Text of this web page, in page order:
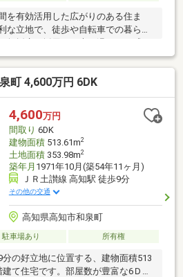
を有効活用した広がりのある住ま
な立地で、徒歩や自転車での暮らし
無垢床を採用し、木の温もりを感じ
井のリビングは開放感があり、採光
。子ども部屋にはロフトを設け、遊
太陽光発電５．６２ｋＷとエネファ
熱費を抑えながら環境にも配慮した
町 4,600万円 6DK
4,600万円
間取り 6DK
建物面積513.61m2
土地面積353.98m2
築年月 1971年10月(築54年11ヶ月)
ＪＲ土讃線 高知駅 徒歩9分
その他の交通
高知県高知市和泉町
駐車場あり 所有権
の好立地に位置する、建物面積513
て住宅です。部屋数が豊富な6ＤＫ